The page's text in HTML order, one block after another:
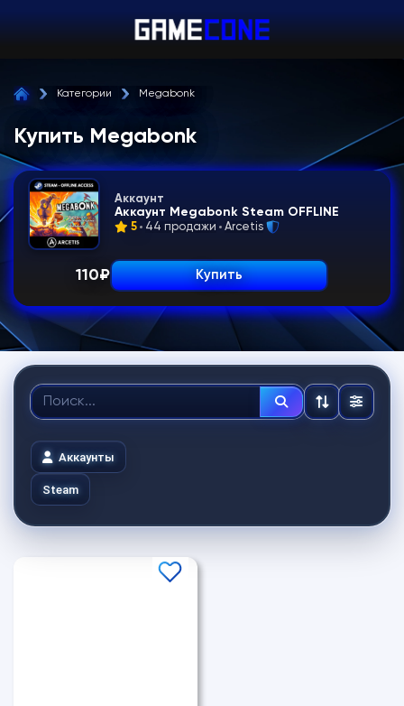
Категории Megabonk
Купить Megabonk
Аккаунт
Аккаунт Megabonk Steam OFFLINE
5 44 продажи Arcetis
110₽ Купить
Аккаунты
Steam